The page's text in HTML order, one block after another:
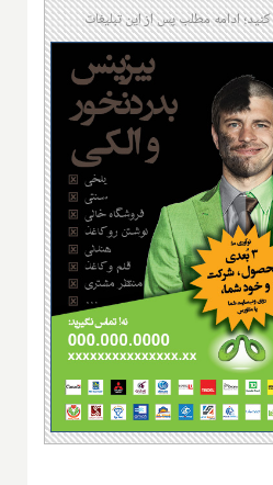
ادامه مطلب پس از این تبلیغات